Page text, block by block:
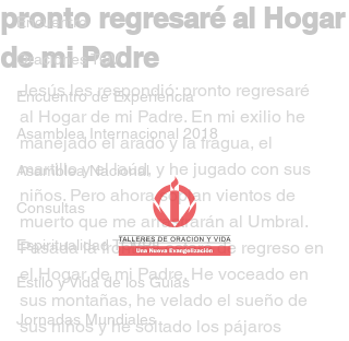
Encuentro
Oraciones TOV
Encuentro de Experiencia
Asamblea Internacional 2018
Asamblea Nacional
Consultas
Espiritualidad TOVPIL
Estilo y Vida de los Guías
Jornadas Mundiales
pronto regresaré al Hogar
de mi Padre
Jesús les respondió: pronto regresaré
al Hogar de mi Padre. En mi exilio he
manejado el arado y la fragua, el
martillo y el laúd, y he jugado con sus
niños. Pero ahora soplan vientos de
muerto que me arrastrarán al Umbral.
Pasada la frontera estaré de regreso en
el Hogar de mi Padre. He voceado en
sus montañas, he velado el sueño de
sus niños y he soltado los pájaros